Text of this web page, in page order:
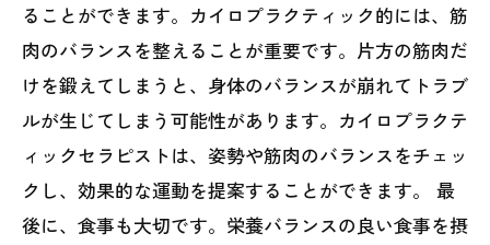
ることができます。カイロプラクティック的には、筋
肉のバランスを整えることが重要です。片方の筋肉だ
けを鍛えてしまうと、身体のバランスが崩れてトラブ
ルが生じてしまう可能性があります。カイロプラクテ
ィックセラピストは、姿勢や筋肉のバランスをチェッ
クし、効果的な運動を提案することができます。 最
後に、食事も大切です。栄養バランスの良い食事を摂